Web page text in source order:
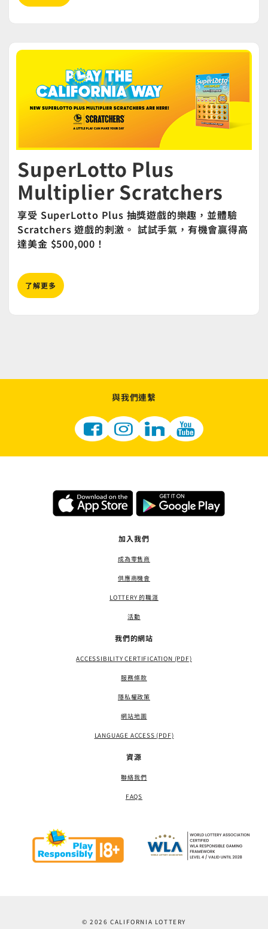
SuperLotto Plus
Multiplier Scratchers
享受 SuperLotto Plus 抽獎遊戲的樂趣，並體驗
Scratchers 遊戲的刺激。 試試手氣，有機會贏得高
達美金 $500,000！
了解更多
與我們連繫
加入我們
成為零售商
供應商機會
LOTTERY 的職涯
活動
我們的網站
ACCESSIBILITY CERTIFICATION (PDF)
服務條款
隱私權政策
網站地圖
LANGUAGE ACCESS (PDF)
資源
聯絡我們
FAQS
© 2026 CALIFORNIA LOTTERY